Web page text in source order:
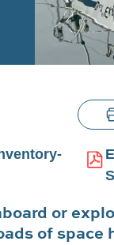
or
of space